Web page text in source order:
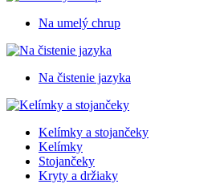
Na umelý chrup
Na čistenie jazyka
Kelímky a stojančeky
Kelímky
Stojančeky
Kryty a držiaky